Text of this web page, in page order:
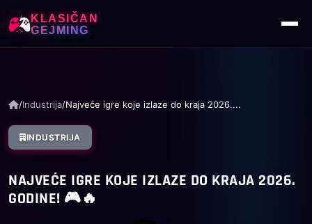
KLASIČAN
GEJMING
/Industrija/Najveće igre koje izlaze do kraja 2026....
INDUSTRIJA
NAJVEĆE IGRE KOJE IZLAZE DO KRAJA 2026.
GODINE! 🎮🔥